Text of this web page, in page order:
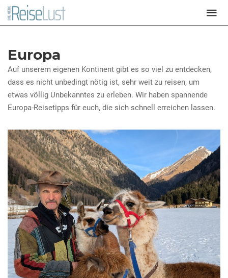
Europa
Auf unserem eigenen Kontinent gibt es so viel zu entdecken,
dass es nicht unbedingt nötig ist, sehr weit zu reisen, um
etwas völlig Unbekanntes zu erleben. Wir haben spannende
Europa-Reisetipps für euch, die sich schnell erreichen lassen.